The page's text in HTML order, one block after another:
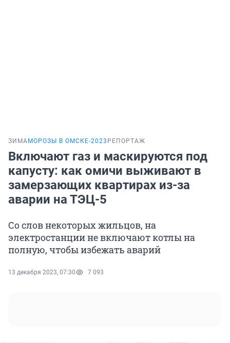
ЗИМА МОРОЗЫ В ОМСКЕ-2023 РЕПОРТАЖ
Включают газ и маскируются под
капусту: как омичи выживают в
замерзающих квартирах из-за
аварии на ТЭЦ-5
Со слов некоторых жильцов, на
электростанции не включают котлы на
полную, чтобы избежать аварий
13 декабря 2023, 07:30 7 093